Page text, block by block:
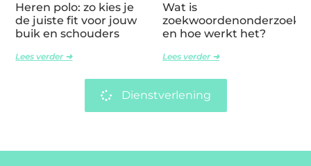
Heren polo: zo kies je
de juiste fit voor jouw
buik en schouders
Lees verder ➜
Wat is
zoekwoordenonderzoek
en hoe werkt het?
Lees verder ➜
Dienstverlening